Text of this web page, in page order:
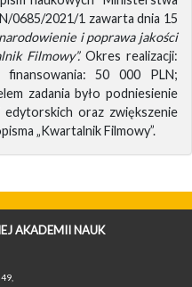
0685/2021/1 zawarta dnia 15
i poprawa jakości
Filmowy”.Okres realizacji:
finansowania: 50 000 PLN;
zadania było podniesienie
oraz zwiększenie
„Kwartalnik Filmowy”.
AKADEMII NAUK